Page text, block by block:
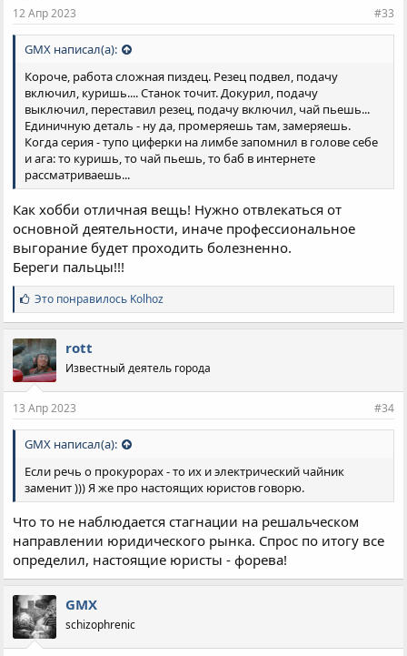
:
12 Апр 2023 #33
GMX написал(а):
Короче, работа сложная пиздец. Резец подвел, подачу
включил, куришь.... Станок точит. Докурил, подачу
выключил, переставил резец, подачу включил, чай пьешь...
Единичную деталь - ну да, промеряешь там, замеряешь.
Когда серия - тупо циферки на лимбе запомнил в голове себе
и ага: то куришь, то чай пьешь, то баб в интернете
рассматриваешь...
Как хобби отличная вещь! Нужно отвлекаться от
основной деятельности, иначе профессиональное
выгорание будет проходить болезненно.
Береги пальцы!!!
С
и
м
п
а
т
и
:
Это понравилось Kolhoz
rott
Известный деятель города
13 Апр 2023 #34
GMX написал(а):
Если речь о прокурорах - то их и электрический чайник
заменит ))) Я же про настоящих юристов говорю.
Что то не наблюдается стагнации на решальческом
направлении юридического рынка. Спрос по итогу все
определил, настоящие юристы - форева!
GMX
schizophrenic